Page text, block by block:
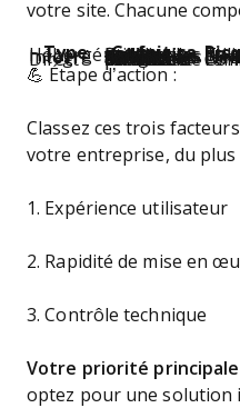
votre site. Chacune
Type Ce que ça fait
HébergéRedirige les utilisateurs vers le site de la passerelle pour finaliser leur paiement en ligne Taux de
Intégré Intègre des formulaires sur votre site via iFrames ou SDK Nécessite une conformité PCI SAQ A-EP
Direct Envoie les données de carte du formulaire vers votre passerelle de paiement Conformité
💪 Étape d’action :
Classez ces trois
votre entreprise, du
1. Expérience utilisateur
2. Rapidité de mise en
3. Contrôle technique
Votre priorité
optez pour une solution